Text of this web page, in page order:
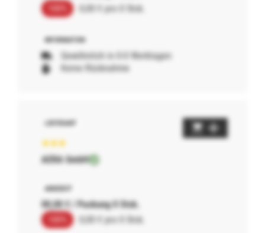
0,00 € pro 0 Stck.
Gewöhnlich in 0-0 Werktagen
Keine Rücknahme
AERA GmbH
00,00 € / Packung 0 Stck.
0,00 € pro 0 Stck.